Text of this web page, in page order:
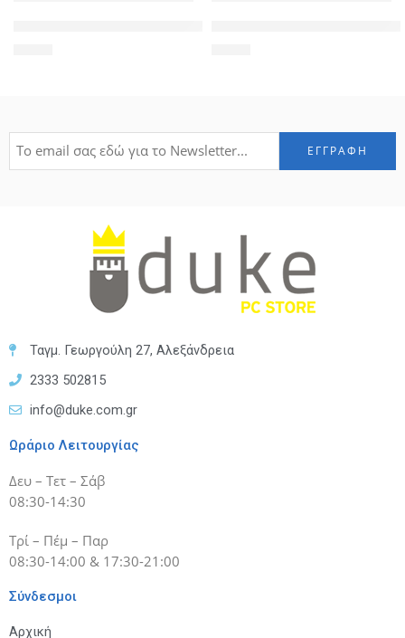
Ταγμ. Γεωργούλη 27, Αλεξάνδρεια
2333 502815
info@duke.com.gr
Ωράριο Λειτουργίας
Δευ – Τετ – Σάβ
08:30-14:30
Τρί – Πέμ – Παρ
08:30-14:00 & 17:30-21:00
Σύνδεσμοι
Αρχική